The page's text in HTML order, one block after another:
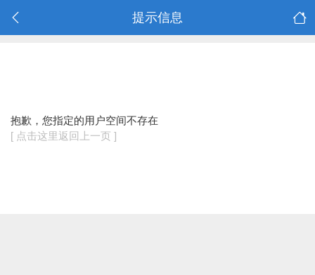
提示信息
抱歉，您指定的用户空间不存在
[ 点击这里返回上一页 ]